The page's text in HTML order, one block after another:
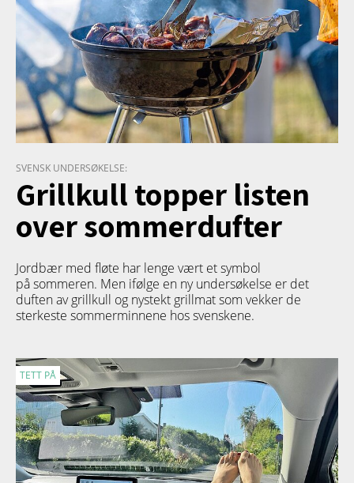
SVENSK UNDERSØKELSE:
Grillkull topper listen
over sommerdufter
Jordbær med fløte har lenge vært et symbol
på sommeren. Men ifølge en ny undersøkelse er det
duften av grillkull og nystekt grillmat som vekker de
sterkeste sommerminnene hos svenskene.
TETT PÅ